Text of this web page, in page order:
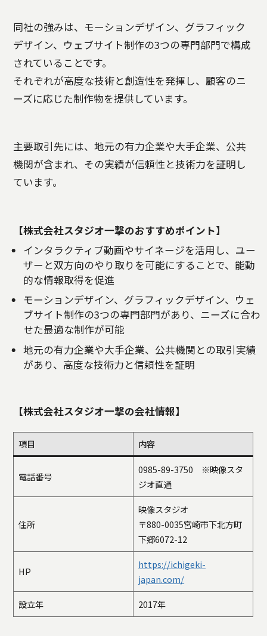
同社の強みは、モーションデザイン、グラフィック
デザイン、ウェブサイト制作の3つの専門部門で構成
されていることです。
それぞれが高度な技術と創造性を発揮し、顧客のニ
ーズに応じた制作物を提供しています。
主要取引先には、地元の有力企業や大手企業、公共
機関が含まれ、その実績が信頼性と技術力を証明し
ています。
【株式会社スタジオ一撃のおすすめポイント】
インタラクティブ動画やサイネージを活用し、ユー
ザーと双方向のやり取りを可能にすることで、能動
的な情報取得を促進
モーションデザイン、グラフィックデザイン、ウェ
ブサイト制作の3つの専門部門があり、ニーズに合わ
せた最適な制作が可能
地元の有力企業や大手企業、公共機関との取引実績
があり、高度な技術力と信頼性を証明
【株式会社スタジオ一撃の会社情報】
項目 内容
電話番号
0985-89-3750 ※映像スタ
ジオ直通
住所
映像スタジオ
〒880-0035宮崎市下北方町
下郷6072-12
HP
https://ichigeki-
japan.com/
設立年
2017年